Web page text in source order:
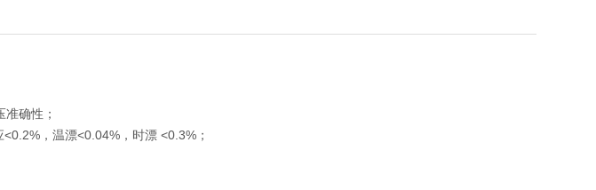
确性；
，温漂<0.04%，时漂 <0.3%；